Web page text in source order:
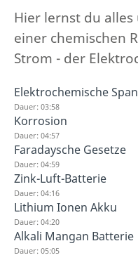
Hier lernst du
einer chemischen
Strom - der
Elektrochemische
Dauer: 03:58
Korrosion
Dauer: 04:57
Faradaysche Gesetze
Dauer: 04:59
Zink-Luft-Batterie
Dauer: 04:16
Lithium Ionen Akku
Dauer: 04:20
Alkali Mangan Batterie
Dauer: 05:05